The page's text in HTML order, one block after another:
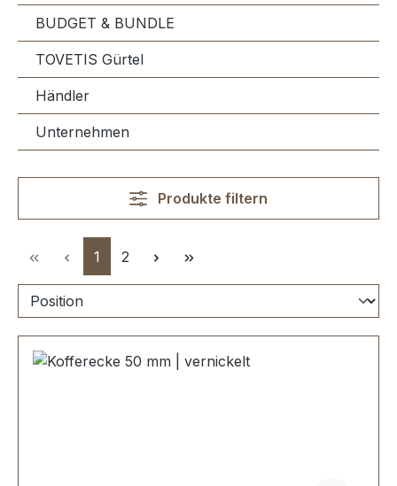
BUDGET & BUNDLE
TOVETIS Gürtel
Händler
Unternehmen
Produkte filtern
Seite
1 Seite
2